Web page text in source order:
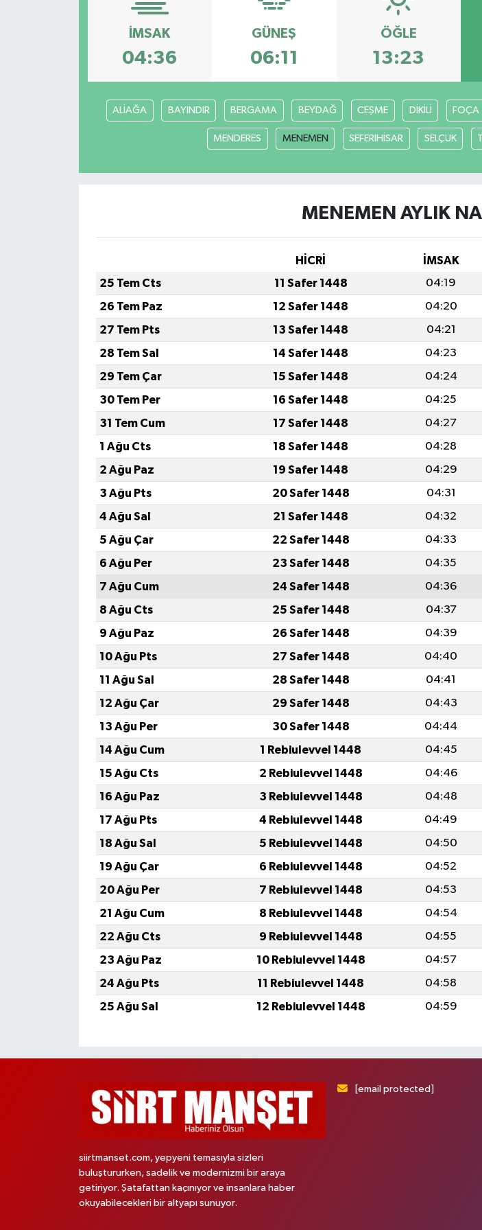
İMSAK
04:36
GÜNEŞ
06:11
ÖĞLE
13:23
ALİAĞA BAYINDIR BERGAMA BEYDAĞ CEŞME DİKİLİ FOÇA
MENDERES MENEMEN SEFERIHİSAR SELÇUK
MENEMEN AYLIK
HİCRİ İMSAK
25 Tem Cts
11 Safer 1448 04:19
26 Tem Paz
12 Safer 1448 04:20
27 Tem Pts
13 Safer 1448 04:21
28 Tem Sal
14 Safer 1448 04:23
29 Tem Çar
15 Safer 1448 04:24
30 Tem Per
16 Safer 1448 04:25
31 Tem Cum
17 Safer 1448 04:27
1 Ağu Cts
18 Safer 1448 04:28
2 Ağu Paz
19 Safer 1448 04:29
3 Ağu Pts
20 Safer 1448 04:31
4 Ağu Sal
21 Safer 1448 04:32
5 Ağu Çar
22 Safer 1448 04:33
6 Ağu Per
23 Safer 1448 04:35
7 Ağu Cum
24 Safer 1448 04:36
8 Ağu Cts
25 Safer 1448 04:37
9 Ağu Paz
26 Safer 1448 04:39
10 Ağu Pts
27 Safer 1448 04:40
11 Ağu Sal
28 Safer 1448 04:41
12 Ağu Çar
29 Safer 1448 04:43
13 Ağu Per
30 Safer 1448 04:44
14 Ağu Cum
1 Rebiulevvel 1448 04:45
15 Ağu Cts
2 Rebiulevvel 1448 04:46
16 Ağu Paz
3 Rebiulevvel 1448 04:48
17 Ağu Pts
4 Rebiulevvel 1448 04:49
18 Ağu Sal
5 Rebiulevvel 1448 04:50
19 Ağu Çar
6 Rebiulevvel 1448 04:52
20 Ağu Per
7 Rebiulevvel 1448 04:53
21 Ağu Cum
8 Rebiulevvel 1448 04:54
22 Ağu Cts
9 Rebiulevvel 1448 04:55
23 Ağu Paz
10 Rebiulevvel 1448 04:57
24 Ağu Pts
11 Rebiulevvel 1448 04:58
25 Ağu Sal
12 Rebiulevvel 1448 04:59
siirtmanset.com, yepyeni temasıyla sizleri
buluştururken, sadelik ve modernizmi bir araya
getiriyor. Şatafattan kaçınıyor ve insanlara haber
okuyabilecekleri bir altyapı sunuyor.
[email protected]